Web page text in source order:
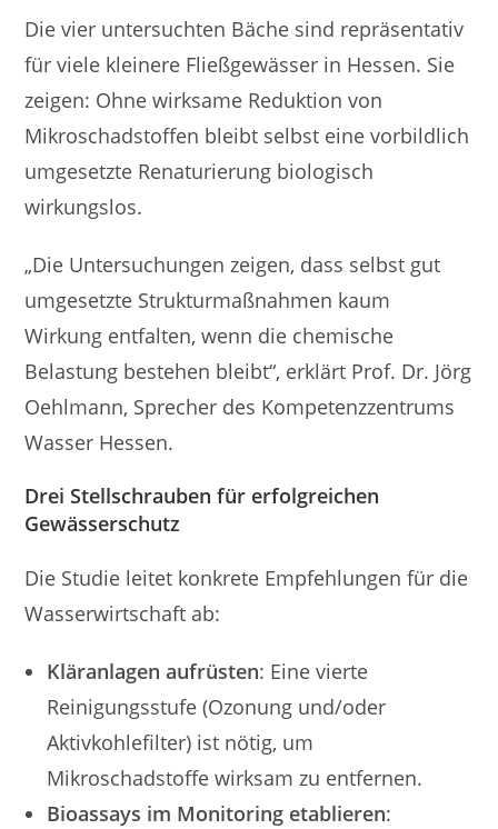
Die vier untersuchten Bäche sind repräsentativ
für viele kleinere Fließgewässer in Hessen. Sie
zeigen: Ohne wirksame Reduktion von
Mikroschadstoffen bleibt selbst eine vorbildlich
umgesetzte Renaturierung biologisch
wirkungslos.
„Die Untersuchungen zeigen, dass selbst gut
umgesetzte Strukturmaßnahmen kaum
Wirkung entfalten, wenn die chemische
Belastung bestehen bleibt“, erklärt Prof. Dr. Jörg
Oehlmann, Sprecher des Kompetenzzentrums
Wasser Hessen.
Drei Stellschrauben für erfolgreichen
Gewässerschutz
Die Studie leitet konkrete Empfehlungen für die
Wasserwirtschaft ab:
Kläranlagen aufrüsten: Eine vierte
Reinigungsstufe (Ozonung und/oder
Aktivkohlefilter) ist nötig, um
Mikroschadstoffe wirksam zu entfernen.
Bioassays im Monitoring etablieren: